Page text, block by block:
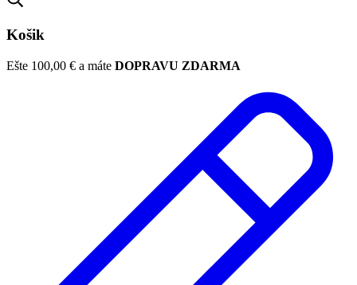
Košik
Ešte 100,00 € a máte DOPRAVU ZDARMA